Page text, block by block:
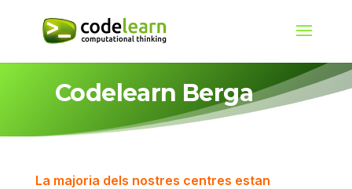
Codelearn Berga
La majoria dels nostres centres estan